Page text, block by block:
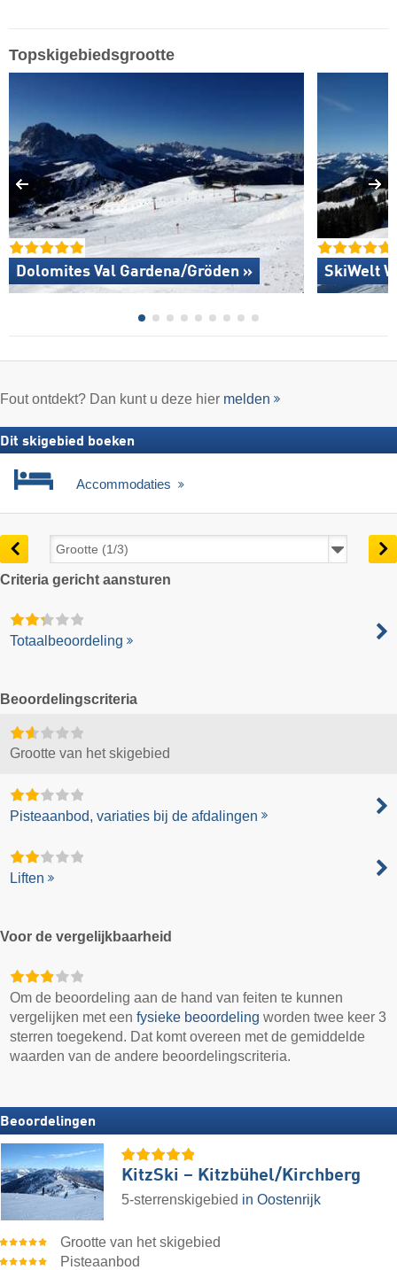
Topskigebiedsgrootte
Dolomites Val Gardena/​Gröden » SkiWelt
Fout ontdekt? Dan kunt u deze hier melden
Dit skigebied boeken
Accommodaties
Criteria gericht aansturen
Totaalbeoordeling
Beoordelingscriteria
Grootte van het skigebied
Pisteaanbod, variaties bij de afdalingen
Liften
Voor de vergelijkbaarheid
Om de beoordeling aan de hand van feiten te kunnen
vergelijken met eenfysieke beoordeling worden twee keer 3
sterren toegekend. Dat komt overeen met de gemiddelde
waarden van de andere beoordelingscriteria.
Beoordelingen
KitzSki – Kitzbühel/​Kirchberg
5-sterrenskigebied in Oostenrijk
Grootte van het skigebied
Pisteaanbod